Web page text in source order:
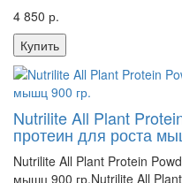
4 850 р.
Купить
Nutrilite All Plant
протеин для роста
Nutrilite All Plant Protein
мышц 900 гр.Nutrilite All